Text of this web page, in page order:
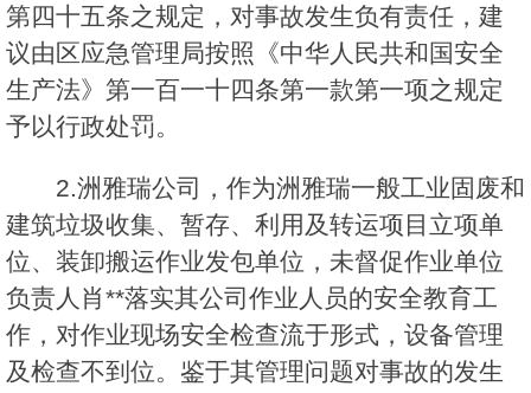
第四十五条之规定，对事故发生负有责任，建
议由区应急管理局按照《中华人民共和国安全
生产法》第一百一十四条第一款第一项之规定
予以行政处罚。
2.洲雅瑞公司，作为洲雅瑞一般工业固废和
建筑垃圾收集、暂存、利用及转运项目立项单
位、装卸搬运作业发包单位，未督促作业单位
负责人肖**落实其公司作业人员的安全教育工
作，对作业现场安全检查流于形式，设备管理
及检查不到位。鉴于其管理问题对事故的发生